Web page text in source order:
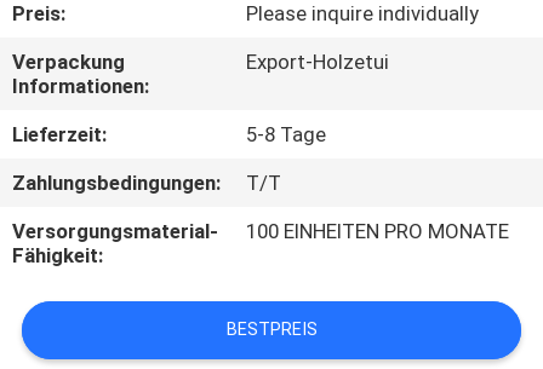
TRETEN
SIE
MIT
UNS
VERBINDUNG
FORDERN
Preis:
Please inquire individually
Verpackung
Informationen:
Export-Holzetui
Lieferzeit:
5-8 Tage
Zahlungsbedingungen:
T/T
Versorgungsmaterial-
Fähigkeit:
100 EINHEITEN PRO MONATE
BESTPREIS